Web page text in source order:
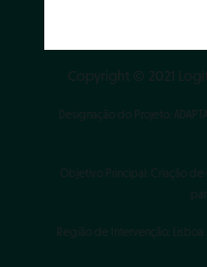
Copyright © 2021
Designação do Projeto:
Objetivo Principal: Criação
Região de Intervenção: Lisboa